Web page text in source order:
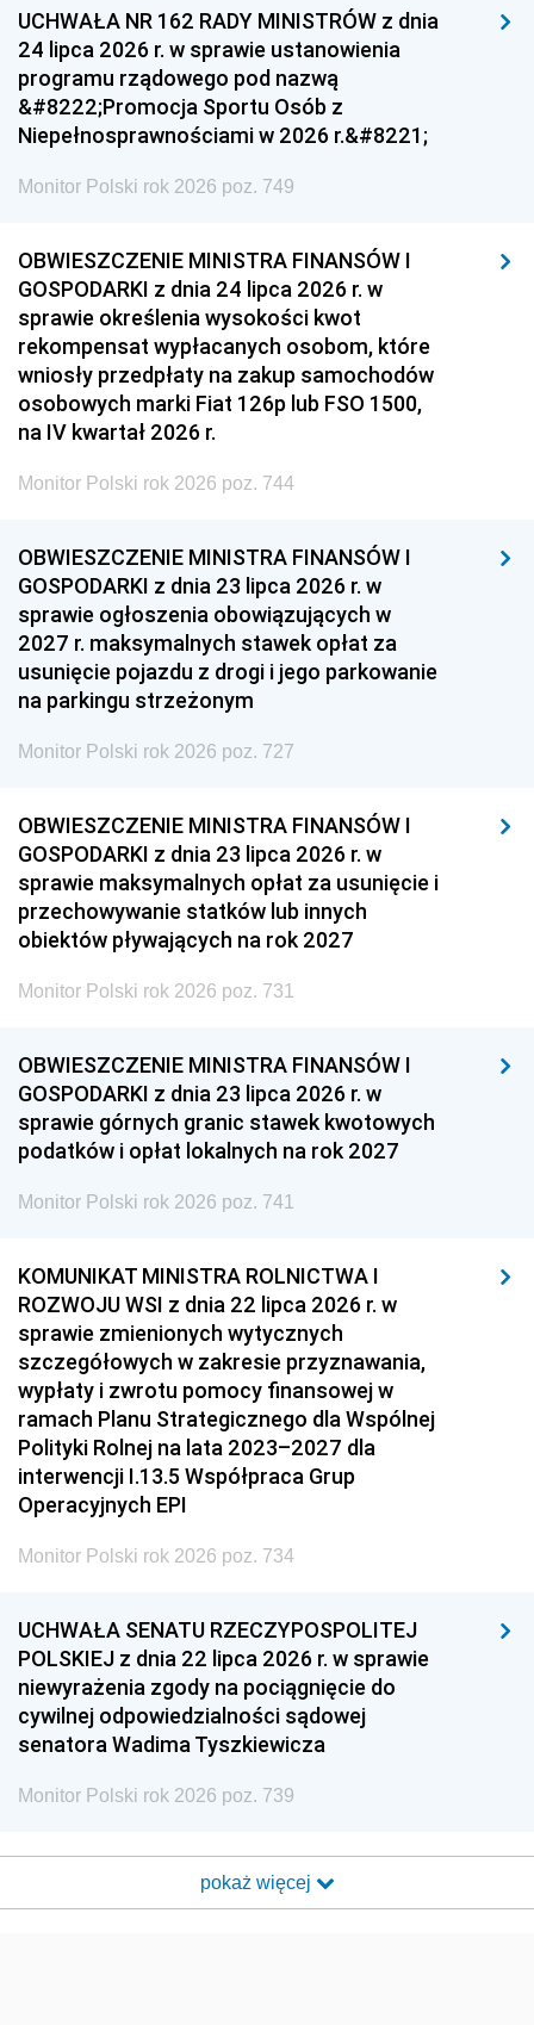
UCHWAŁA NR 162 RADY MINISTRÓW z dnia
24 lipca 2026 r. w sprawie ustanowienia
programu rządowego pod nazwą
&#8222;Promocja Sportu Osób z
Niepełnosprawnościami w 2026 r.&#8221;
Monitor Polski rok 2026 poz. 749
OBWIESZCZENIE MINISTRA FINANSÓW I
GOSPODARKI z dnia 24 lipca 2026 r. w
sprawie określenia wysokości kwot
rekompensat wypłacanych osobom, które
wniosły przedpłaty na zakup samochodów
osobowych marki Fiat 126p lub FSO 1500,
na IV kwartał 2026 r.
Monitor Polski rok 2026 poz. 744
OBWIESZCZENIE MINISTRA FINANSÓW I
GOSPODARKI z dnia 23 lipca 2026 r. w
sprawie ogłoszenia obowiązujących w
2027 r. maksymalnych stawek opłat za
usunięcie pojazdu z drogi i jego parkowanie
na parkingu strzeżonym
Monitor Polski rok 2026 poz. 727
OBWIESZCZENIE MINISTRA FINANSÓW I
GOSPODARKI z dnia 23 lipca 2026 r. w
sprawie maksymalnych opłat za usunięcie i
przechowywanie statków lub innych
obiektów pływających na rok 2027
Monitor Polski rok 2026 poz. 731
OBWIESZCZENIE MINISTRA FINANSÓW I
GOSPODARKI z dnia 23 lipca 2026 r. w
sprawie górnych granic stawek kwotowych
podatków i opłat lokalnych na rok 2027
Monitor Polski rok 2026 poz. 741
KOMUNIKAT MINISTRA ROLNICTWA I
ROZWOJU WSI z dnia 22 lipca 2026 r. w
sprawie zmienionych wytycznych
szczegółowych w zakresie przyznawania,
wypłaty i zwrotu pomocy finansowej w
ramach Planu Strategicznego dla Wspólnej
Polityki Rolnej na lata 2023–2027 dla
interwencji I.13.5 Współpraca Grup
Operacyjnych EPI
Monitor Polski rok 2026 poz. 734
UCHWAŁA SENATU RZECZYPOSPOLITEJ
POLSKIEJ z dnia 22 lipca 2026 r. w sprawie
niewyrażenia zgody na pociągnięcie do
cywilnej odpowiedzialności sądowej
senatora Wadima Tyszkiewicza
Monitor Polski rok 2026 poz. 739
pokaż więcej